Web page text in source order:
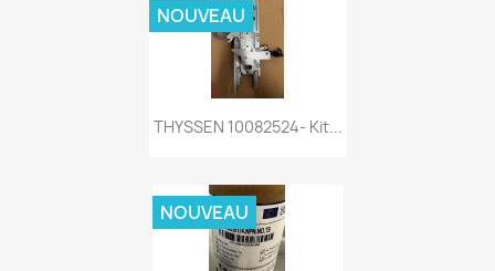
THYSSEN 10082524- Kit...
NOUVEAU
NOUVEAU